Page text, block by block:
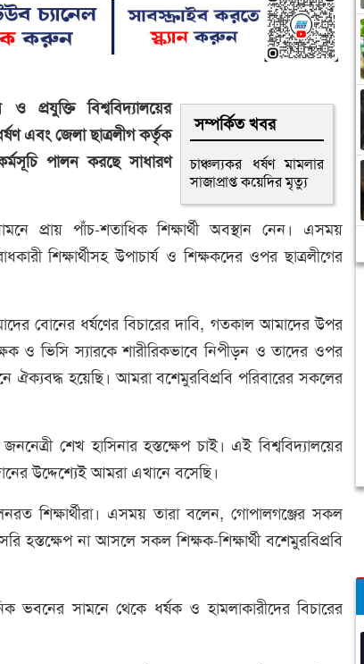
সম্পর্কিত খবর
চাঞ্চল্যকর ধর্ষণ মামলার
সাজাপ্রাপ্ত কয়েদির মৃত্যু
প্রযুক্তি বিশ্ববিদ্যালয়ের
এবং জেলা ছাত্রলীগ কর্তৃক
পালন করছে সাধারণ
প্রায় পাঁচ-শতাধিক শিক্ষার্থী অবস্থান নেন। এসময়
শিক্ষার্থীসহ উপাচার্য ও শিক্ষকদের ওপর ছাত্রলীগের
বোনের ধর্ষণের বিচারের দাবি, গতকাল আমাদের উপর
ও ভিসি স্যারকে শারীরিকভাবে নিপীড়ন ও তাদের ওপর
হয়েছি। আমরা বশেমুরবিপ্রবি পরিবারের সকলের
শেখ হাসিনার হস্তক্ষেপ চাই। এই বিশ্ববিদ্যালয়ের
উদ্দেশ্যেই আমরা এখানে বসেছি।
শিক্ষার্থীরা। এসময় তারা বলেন, গোপালগঞ্জের সকল
হস্তক্ষেপ না আসলে সকল শিক্ষক-শিক্ষার্থী বশেমুরবিপ্রবি
ভবনের সামনে থেকে ধর্ষক ও হামলাকারীদের বিচারের